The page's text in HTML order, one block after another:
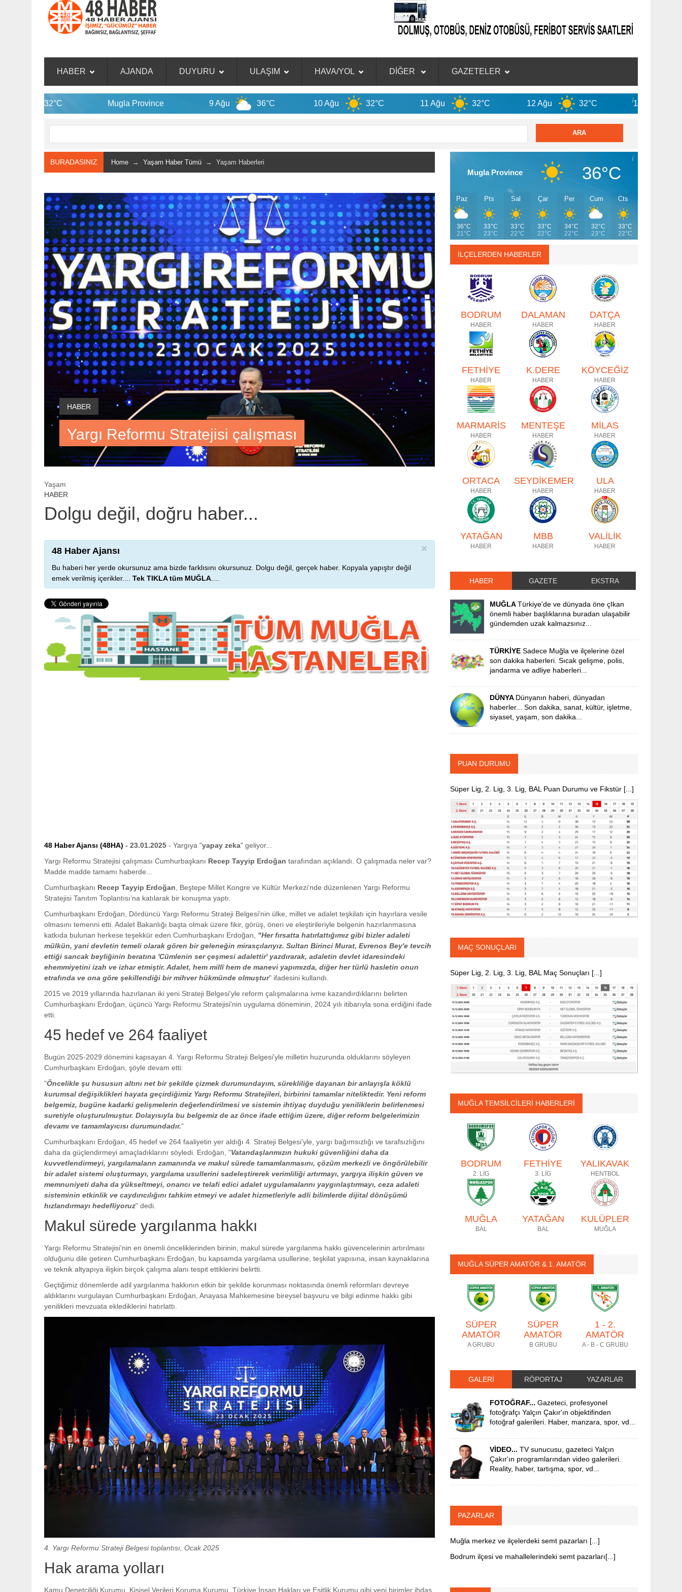
HABER AJANDA DUYURU ULAŞIM HAVA/YOL DİĞER GAZETELER
Mugla Province 9 Ağu 36°C 10 Ağu 32°C 11 Ağu 32°C 12 Ağu 32°C 13 Ağu 33°C
BURADASINIZ Home → Yaşam Haber Tümü → Yaşam Haberleri
HABER
Yargı Reformu Stratejisi çalışması
Yaşam
HABER
Dolgu değil, doğru haber...
×
48 Haber Ajansı
Bu haberi her yerde okursunuz ama bizde farklısını okursunuz. Dolgu değil, gerçek haber. Kopyala yapıştır değil
emek verilmiş içerikler.... Tek TIKLA tüm MUĞLA
48 Haber Ajansı (48HA) - 23.01.2025 - Yargıya "yapay zeka" geliyor...
Yargı Reformu Stratejisi çalışması Cumhurbaşkanı Recep Tayyip Erdoğan tarafından açıklandı. O çalışmada neler var?
Madde madde tamamı haberde...
Cumhurbaşkanı Recep Tayyip Erdoğan , Beştepe Millet Kongre ve Kültür Merkezi’nde düzenlenen Yargı Reformu
Stratejisi Tanıtım Toplantısı’na katılarak bir konuşma yaptı.
Cumhurbaşkanı Erdoğan, Dördüncü Yargı Reformu Strateji Belgesi'nin ülke, millet ve adalet teşkilatı için hayırlara vesile
olmasını temenni etti. Adalet Bakanlığı başta olmak üzere fikir, görüş, öneri ve eleştirileriyle belgenin hazırlanmasına
katkıda bulunan herkese teşekkür eden Cumhurbaşkanı Erdoğan, "Her fırsatta hatırlattığımız gibi bizler adaleti
mülkün, yani devletin temeli olarak gören bir geleneğin mirasçılarıyız. Sultan Birinci Murat, Evrenos Bey'e tevcih
ettiği sancak beyliğinin beratına 'Cümlenin ser çeşmesi adalettir' yazdırarak, adaletin devlet idaresindeki
ehemmiyetini izah ve izhar etmiştir. Adalet, hem millî hem de manevi yapımızda, diğer her türlü hasletin onun
etrafında ve ona göre şekillendiği bir mihver hükmünde olmuştur" ifadesini kullandı.
2015 ve 2019 yıllarında hazırlanan iki yeni Strateji Belgesi'yle reform çalışmalarına ivme kazandırdıklarını belirten
Cumhurbaşkanı Erdoğan, üçüncü Yargı Reformu Stratejisi'nin uygulama döneminin, 2024 yılı itibarıyla sona erdiğini ifade
etti.
45 hedef ve 264 faaliyet
Bugün 2025-2029 dönemini kapsayan 4. Yargı Reformu Strateji Belgesi'yle milletin huzurunda olduklarını söyleyen
Cumhurbaşkanı Erdoğan, şöyle devam etti:
"Öncelikle şu hususun altını net bir şekilde çizmek durumundayım, sürekliliğe dayanan bir anlayışla köklü
kurumsal değişiklikleri hayata geçirdiğimiz Yargı Reformu Stratejileri, birbirini tamamlar niteliktedir. Yeni reform
belgemiz, bugüne kadarki gelişmelerin değerlendirilmesi ve sistemin ihtiyaç duyduğu yeniliklerin belirlenmesi
suretiyle oluşturulmuştur. Dolayısıyla bu belgemiz de az önce ifade ettiğim üzere, diğer reform belgelerimizin
devamı ve tamamlayıcısı durumundadır."
Cumhurbaşkanı Erdoğan, 45 hedef ve 264 faaliyetin yer aldığı 4. Strateji Belgesi’yle, yargı bağımsızlığı ve tarafsızlığını
daha da güçlendirmeyi amaçladıklarını söyledi. Erdoğan, "Vatandaşlarımızın hukuki güvenliğini daha da
kuvvetlendirmeyi, yargılamaların zamanında ve makul sürede tamamlanmasını, çözüm merkezli ve öngörülebilir
bir adalet sistemi oluşturmayı, yargılama usullerini sadeleştirerek verimliliği artırmayı, yargıya ilişkin güven ve
memnuniyeti daha da yükseltmeyi, onarıcı ve telafi edici adalet uygulamalarını yaygınlaştırmayı, ceza adaleti
sisteminin etkinlik ve caydırıcılığını tahkim etmeyi ve adalet hizmetleriyle adli bilimlerde dijital dönüşümü
hızlandırmayı hedefliyoruz" dedi.
Makul sürede yargılanma hakkı
Yargı Reformu Stratejisi'nin en önemli önceliklerinden birinin, makul sürede yargılanma hakkı güvencelerinin artırılması
olduğunu dile getiren Cumhurbaşkanı Erdoğan, bu kapsamda yargılama usullerine, teşkilat yapısına, insan kaynaklarına
ve teknik altyapıya ilişkin birçok çalışma alanı tespit ettiklerini belirtti.
Geçtiğimiz dönemlerde adil yargılanma hakkının etkin bir şekilde korunması noktasında önemli reformları devreye
aldıklarını vurgulayan Cumhurbaşkanı Erdoğan, Anayasa Mahkemesine bireysel başvuru ve bilgi edinme hakkı gibi
yenilikleri mevzuata eklediklerini hatırlattı.
4. Yargı Reformu Strateji Belgesi toplantısı, Ocak 2025
Hak arama yolları
Kamu Denetçiliği Kurumu, Kişisel Verileri Koruma Kurumu, Türkiye İnsan Hakları ve Eşitlik Kurumu gibi yeni birimler ihdas
Mugla Province 36°C
Paz
36°C
21°C
Pts
33°C
23°C
Sal
33°C
22°C
Çar
33°C
22°C
Per
34°C
22°C
Cum
32°C
23°C
Cts
33°C
22°C
İLÇELERDEN HABERLER
BODRUM
HABER
DALAMAN
HABER
DATÇA
HABER
FETHİYE
HABER
K.DERE
HABER
KÖYCEĞİZ
HABER
MARMARİS
HABER
MENTEŞE
HABER
MİLAS
HABER
ORTACA
HABER
SEYDİKEMER
HABER
ULA
HABER
YATAĞAN
HABER
MBB
HABER
VALİLİK
HABER
HABER GAZETE EKSTRA
MUĞLATürkiye'de ve dünyada öne çIkan
önemli haber başlıklarına buradan ulaşabilir
gündemden uzak kalmazsınız...
TÜRKİYESadece Muğla ve ilçelerine özel
son dakika haberleri. Sıcak gelişme, polis,
jandarma ve adliye haberleri...
DÜNYA Dünyanın haberi, dünyadan
haberler... Son dakika, sanat, kültür, işletme,
siyaset, yaşam, son dakika...
PUAN DURUMU
Süper Lig, 2. Lig, 3. Lig, BAL Puan Durumu ve Fikstür [...]
MAÇ SONUÇLARI
Süper Lig, 2. Lig, 3. Lig, BAL Maç Sonuçları [...]
MUĞLA TEMSİLCİLERİ HABERLERİ
BODRUM
2. LİG
FETHİYE
3. LİG
YALIKAVAK
HENTBOL
MUĞLA
BAL
YATAĞAN
BAL
KULÜPLER
MUĞLA
MUĞLA SÜPER AMATÖR & 1. AMATÖR
SÜPER
AMATÖR
A GRUBU
SÜPER
AMATÖR
B GRUBU
1 - 2.
AMATÖR
A - B - C GRUBU
GALERİ RÖPORTAJ YAZARLAR
FOTOĞRAF... Gazeteci, profesyonel
fotoğrafçı Yalçın Çakır'ın objektifinden
fotoğraf galerileri. Haber, manzara, spor, vd...
VİDEO... TV sunucusu, gazeteci Yalçın
Çakır'ın programlarından video galerileri.
Reality, haber, tartışma, spor, vd...
PAZARLAR
Muğla merkez ve ilçelerdeki semt pazarları [...]
Bodrum ilçesi ve mahallelerindeki semt pazarları[...]